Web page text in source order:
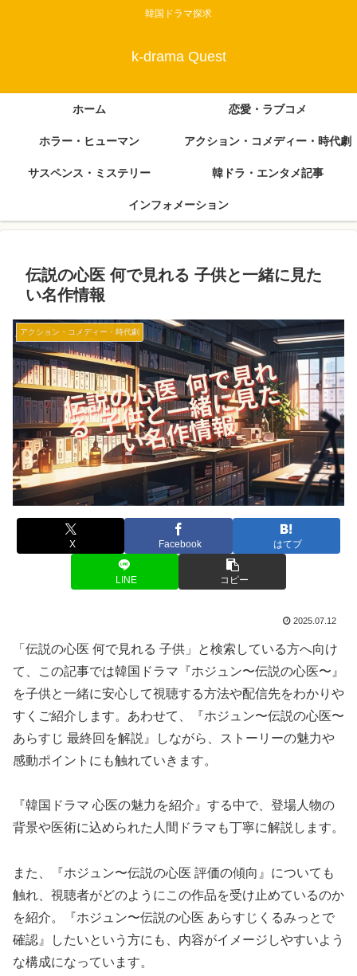
韓国ドラマ探求
k-drama Quest
ホーム 恋愛・ラブコメ
ホラー・ヒューマン アクション・コメディー・時代劇
サスペンス・ミステリー 韓ドラ・エンタメ記事
インフォメーション
伝説の心医 何で見れる 子供と一緒に見た
い名作情報
アクション・コメディー・時代劇
X Facebook はてブ
LINE コピー
2025.07.12
「伝説の心医 何で見れる 子供」と検索している方へ向け
て、この記事では韓国ドラマ『ホジュン〜伝説の心医〜』
を子供と一緒に安心して視聴する方法や配信先をわかりや
すくご紹介します。あわせて、『ホジュン〜伝説の心医〜
あらすじ 最終回を解説』しながら、ストーリーの魅力や
感動ポイントにも触れていきます。
『韓国ドラマ 心医の魅力を紹介』する中で、登場人物の
背景や医術に込められた人間ドラマも丁寧に解説します。
また、『ホジュン〜伝説の心医 評価の傾向』についても
触れ、視聴者がどのようにこの作品を受け止めているのか
を紹介。『ホジュン〜伝説の心医 あらすじくるみっとで
確認』したいという方にも、内容がイメージしやすいよう
な構成になっています。